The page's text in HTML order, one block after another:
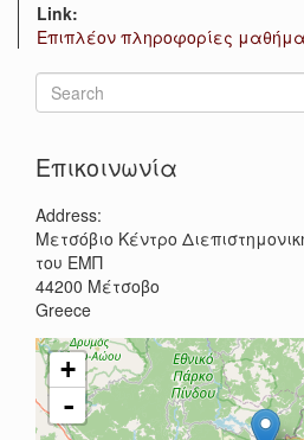
Link:
Επιπλέον πληροφορίες
Search
form
Επικοινωνία
Address:
Μετσόβιο Κέντρο
του ΕΜΠ
44200 Μέτσοβο
Greece
+
-